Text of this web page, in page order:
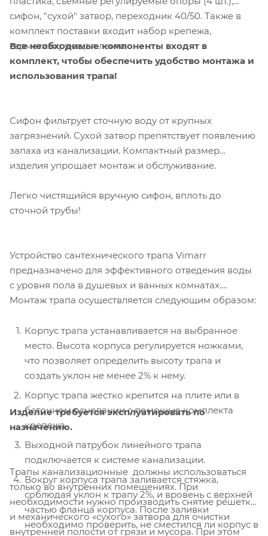
сифон, "сухой" затвор, переходник 40/50. Также в
комплект поставки входит набор крепежа,
герметизирующая лента.
Все необходимые компоненты входят в
комплект, чтобы обеспечить удобство монтажа и
использования трапа!
Сифон фильтрует сточную воду от крупных
загрязнений. Сухой затвор препятствует появлению
запаха из канализации. Компактный размер
изделия упрощает монтаж и обслуживание.
Легко чистящийся вручную сифон, вплоть до
сточной трубы!
Устройство сантехнического трапа Vimarr
предназначено для эффективного отведения воды
с уровня пола в душевых и ванных комнатах.
Монтаж трапа осуществляется следующим образом:
Корпус трапа устанавливается на выбранное
место. Высота корпуса регулируется ножками,
что позволяет определить высоту трапа и
создать уклон не менее 2% к нему.
Корпус трапа жестко крепится на плите или в
бетонном основании с помощью комплекта
крепежа.
Выходной патрубок линейного трапа
подключается к системе канализации.
Вокруг корпуса трапа заливается стяжка,
соблюдая уклон к трапу 2%, и вровень с верхней
частью фланца корпуса. После заливки
необходимо проверить, не сместился ли корпус в
Изделие требуется эксплуатировать по
назначению.
Трапы канализационные должны использоваться
только во внутренних помещениях. При
необходимости нужно производить снятие решетки
и механического «сухого» затвора для очистки
внутренней полости от грязи и мусора. При этом